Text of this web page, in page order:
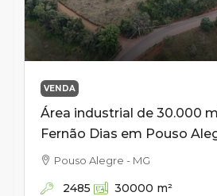
VENDA
Área industrial de 30.000
Fernão Dias em Pouso
Pouso Alegre - MG
2485 30000 m²